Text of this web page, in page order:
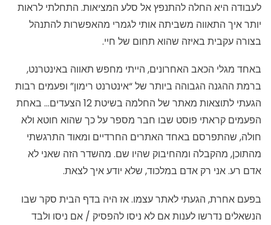
לעבודה היא החלה להתנפץ אל סלע המציאות. התחלתי לראות
יותר איך התאווה משביתה אותי לגמרי מהאפשרות להתנהל
בצורה עקבית באיזה שהוא תחום של חיי.
באחד מגלי הכאב האחרונים, הייתי מחפש תאווה באינטרנט,
ברמת ההגנה הגבוהה ביותר של “אינטרנט רימון” ופעמים רבות
הגעתי לתוצאות מאתר של החלמה בשיטת 12 הצעדים… באחת
הפעמים קראתי פוסט שבו חבר מספר על כך שהוא חוטא ולא
חולה, שהתפרסם באחד האתרים החרדיים ומאוד התרגשתי
מהתוכן, מהקבלה ומהחיבוק שהיו שם. מהשדר הזה שאני לא
אדם רע. אני רק אדם במלכוד, שלא יודע איך לצאת.
בפעם אחרת, הגעתי לאתר עצמו. אז היה בדף הבית סקר שבו
הנשאלים נדרשו לענות אם לא ניסו להפסיק / אם ניסו ולבד